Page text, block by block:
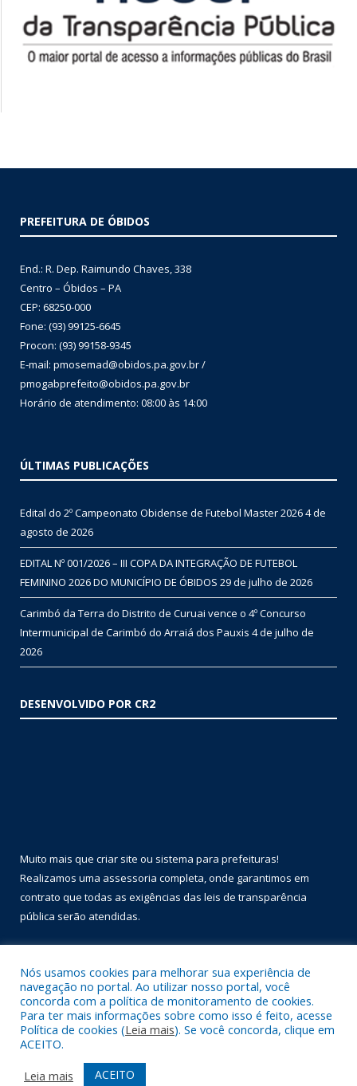
PREFEITURA DE ÓBIDOS
End.: R. Dep. Raimundo Chaves, 338
Centro – Óbidos – PA
CEP: 68250-000
Fone: (93) 99125-6645
Procon: (93) 99158-9345
E-mail: pmosemad@obidos.pa.gov.br /
pmogabprefeito@obidos.pa.gov.br
Horário de atendimento: 08:00 às 14:00
ÚLTIMAS PUBLICAÇÕES
Edital do 2º Campeonato Obidense de Futebol Master 20264 de
agosto de 2026
EDITAL Nº 001/2026 – III COPA DA INTEGRAÇÃO DE FUTEBOL
FEMININO 2026 DO MUNICÍPIO DE ÓBIDOS 29 de julho de 2026
Carimbó da Terra do Distrito de Curuai vence o 4º Concurso
Intermunicipal de Carimbó do Arraiá dos Pauxis 4 de julho de
2026
DESENVOLVIDO POR CR2
Muito mais que criar site ou sistema para prefeituras!
Realizamos uma assessoria completa, onde garantimos em
contrato que todas as exigências das leis de transparência
pública serão atendidas.
Todos os direitos reservados a Prefeitura Municipal de Óbidos.
Mapa do Site
Acessar Área Administrativa
Nós usamos cookies para melhorar sua experiência de
navegação no portal. Ao utilizar nosso portal, você
concorda com a política de monitoramento de cookies.
Para ter mais informações sobre como isso é feito, acesse
Política de cookies (Leia mais). Se você concorda, clique em
ACEITO.
Leia mais
ACEITO